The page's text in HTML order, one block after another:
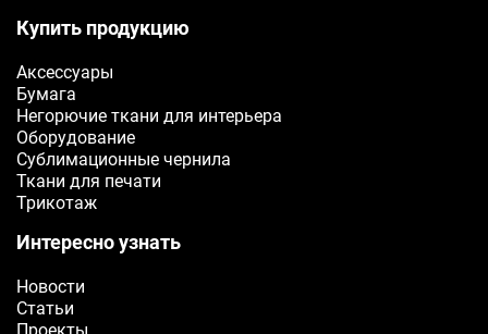
Купить продукцию
Аксессуары
Бумага
Негорючие ткани для интерьера
Оборудование
Сублимационные чернила
Ткани для печати
Трикотаж
Интересно узнать
Новости
Статьи